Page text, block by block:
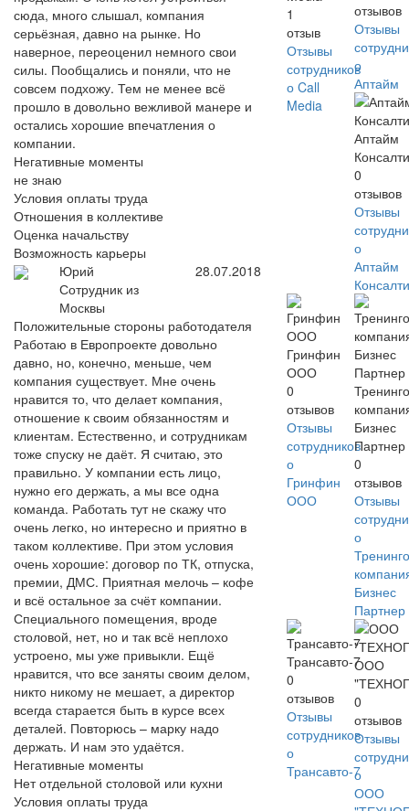
сюда, много слышал, компания
серьёзная, давно на рынке. Но
наверное, переоценил немного свои
силы. Пообщались и поняли, что не
совсем подхожу. Тем не менее всё
прошло в довольно вежливой манере и
остались хорошие впечатления о
компании.
Негативные моменты
не знаю
Условия оплаты труда
Отношения в коллективе
Оценка начальству
Возможность карьеры
Юрий
Сотрудник из
Москвы
28.07.2018
Положительные стороны работодателя
Работаю в Европроекте довольно
давно, но, конечно, меньше, чем
компания существует. Мне очень
нравится то, что делает компания,
отношение к своим обязанностям и
клиентам. Естественно, и сотрудникам
тоже спуску не даёт. Я считаю, это
правильно. У компании есть лицо,
нужно его держать, а мы все одна
команда. Работать тут не скажу что
очень легко, но интересно и приятно в
таком коллективе. При этом условия
очень хорошие: договор по ТК, отпуска,
премии, ДМС. Приятная мелочь – кофе
и всё остальное за счёт компании.
Специального помещения, вроде
столовой, нет, но и так всё неплохо
устроено, мы уже привыкли. Ещё
нравится, что все заняты своим делом,
никто никому не мешает, а директор
всегда старается быть в курсе всех
деталей. Повторюсь – марку надо
держать. И нам это удаётся.
Негативные моменты
Нет отдельной столовой или кухни
Условия оплаты труда
1
отзыв
Отзывы
сотрудников
о Call
Media
отзывов
Отзывы
о
Аптайм
Аптайм
0
отзывов
Отзывы
о
Аптайм
Гринфин
ООО
0
отзывов
Отзывы
сотрудников
о
Гринфин
ООО
Бизнес
Партнер
0
отзывов
Отзывы
о
Бизнес
Партнер
Трансавто-7
0
отзывов
Отзывы
сотрудников
о
Трансавто-7
ООО
0
отзывов
Отзывы
о
ООО